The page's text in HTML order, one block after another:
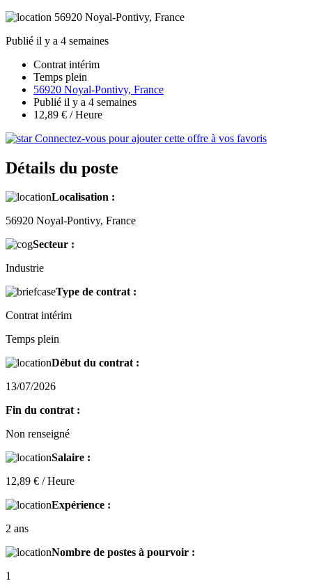
56920 Noyal-Pontivy, France
Publié il y a 4 semaines
Contrat intérim
Temps plein
56920 Noyal-Pontivy, France
Publié il y a 4 semaines
12,89 € / Heure
Connectez-vous pour ajouter cette offre à vos favoris
Détails du poste
Localisation :
56920 Noyal-Pontivy, France
Secteur :
Industrie
Type de contrat :
Contrat intérim
Temps plein
Début du contrat :
13/07/2026
Fin du contrat :
Non renseigné
Salaire :
12,89 € / Heure
Expérience :
2 ans
Nombre de postes à pourvoir :
1